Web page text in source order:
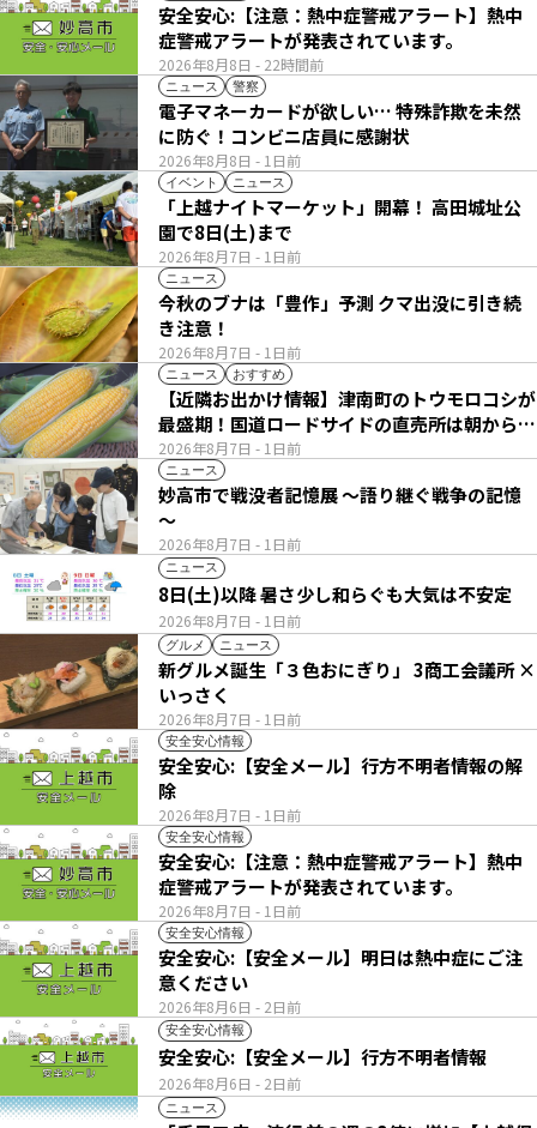
2026年8月8日 - 22時間前
安全安心:【注意：熱中症警戒アラート】熱中
症警戒アラートが発表されています。
ニュース 警察
2026年8月8日 - 1日前
電子マネーカードが欲しい… 特殊詐欺を未然
に防ぐ！コンビニ店員に感謝状
イベント ニュース
2026年8月7日 - 1日前
「上越ナイトマーケット」開幕！ 高田城址公
園で8日(土)まで
ニュース
2026年8月7日 - 1日前
今秋のブナは「豊作」予測 クマ出没に引き続
き注意！
ニュース おすすめ
2026年8月7日 - 1日前
【近隣お出かけ情報】津南町のトウモロコシが
最盛期！国道ロードサイドの直売所は朝から長
い列
ニュース
2026年8月7日 - 1日前
妙高市で戦没者記憶展 ～語り継ぐ戦争の記憶
～
ニュース
2026年8月7日 - 1日前
8日(土)以降 暑さ少し和らぐも大気は不安定
グルメ ニュース
2026年8月7日 - 1日前
新グルメ誕生「３色おにぎり」 3商工会議所 ×
いっさく
安全安心情報
2026年8月7日 - 1日前
安全安心:【安全メール】行方不明者情報の解
除
安全安心情報
2026年8月7日 - 1日前
安全安心:【注意：熱中症警戒アラート】熱中
症警戒アラートが発表されています。
安全安心情報
2026年8月6日 - 2日前
安全安心:【安全メール】明日は熱中症にご注
意ください
安全安心情報
2026年8月6日 - 2日前
安全安心:【安全メール】行方不明者情報
ニュース